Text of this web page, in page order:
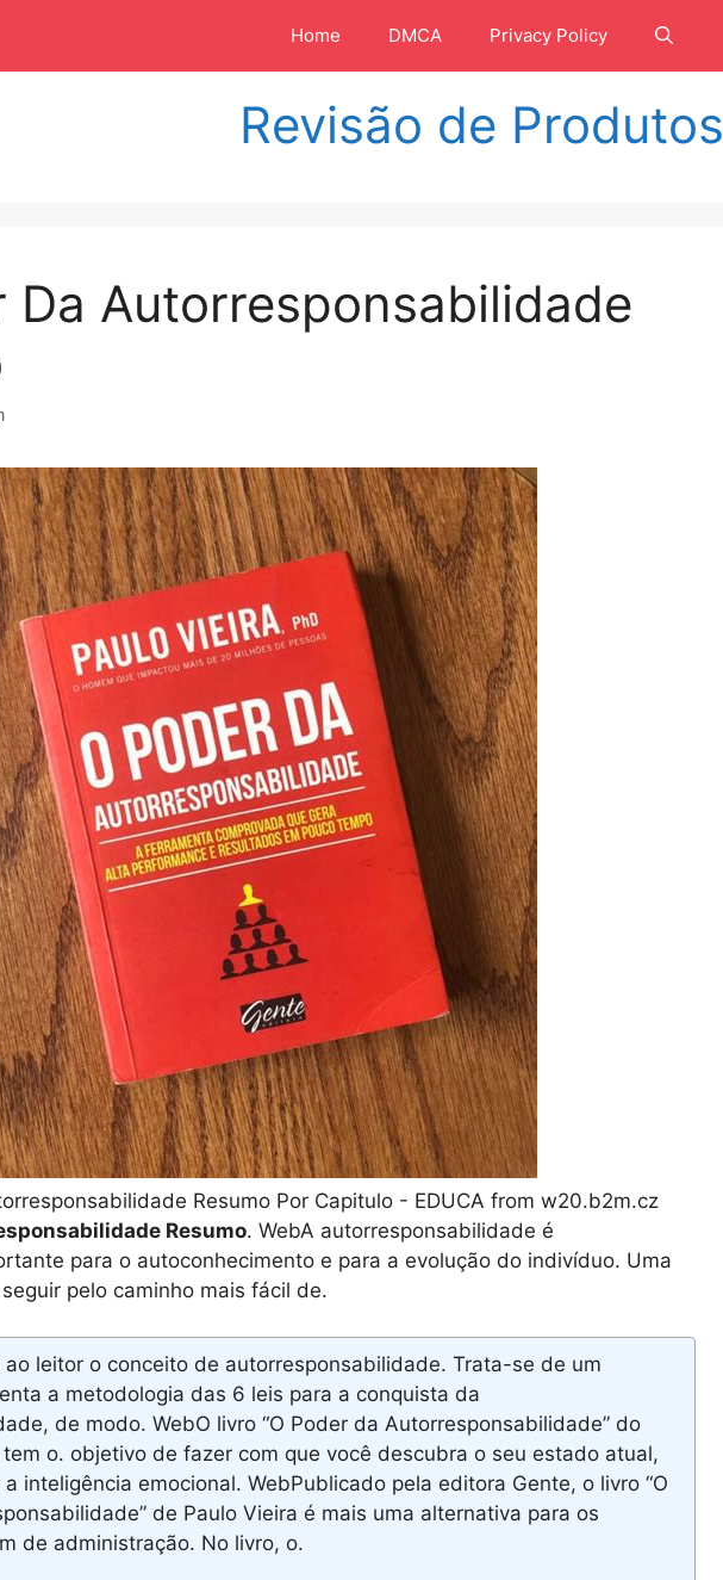
Home DMCA Privacy Policy
Revisão de Produtos
Da Autorresponsabilidade
Resumo Por Capitulo - EDUCA from w20.b2m.cz
Resumo. WebA autorresponsabilidade é
para o autoconhecimento e para a evolução do indivíduo. Uma
pelo caminho mais fácil de.
ao leitor o conceito de autorresponsabilidade. Trata-se de um
a metodologia das 6 leis para a conquista da
de modo. WebO livro “O Poder da Autorresponsabilidade” do
o. objetivo de fazer com que você descubra o seu estado atual,
inteligência emocional. WebPublicado pela editora Gente, o livro “O
de Paulo Vieira é mais uma alternativa para os
de administração. No livro, o.